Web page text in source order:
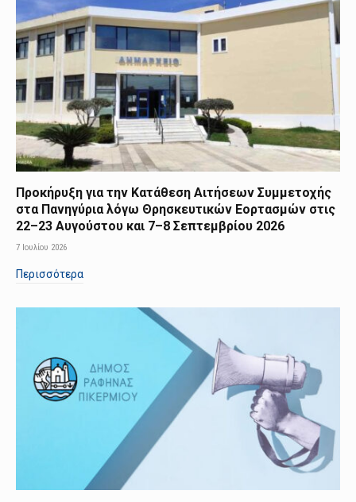
Προκήρυξη για την Κατάθεση Αιτήσεων Συμμετοχής
στα Πανηγύρια λόγω Θρησκευτικών Εορτασμών στις
22–23 Αυγούστου και 7–8 Σεπτεμβρίου 2026
7 Ιουλίου 2026
Περισσότερα